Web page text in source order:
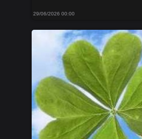
29/06/2026 00:00